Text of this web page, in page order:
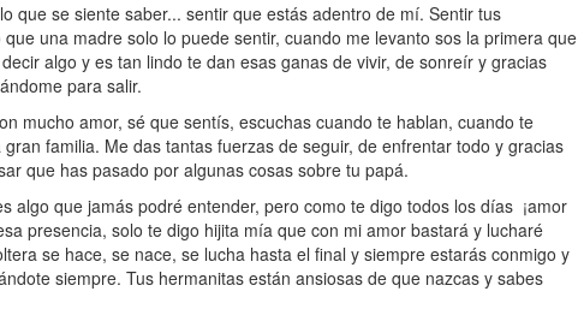
que se siente saber... sentir que estás adentro de mí. Sentir tus
una madre solo lo puede sentir, cuando me levanto sos la primera que
algo y es tan lindo te dan esas ganas de vivir, de sonreír y gracias
para salir.
mucho amor, sé que sentís, escuchas cuando te hablan, cuando te
familia. Me das tantas fuerzas de seguir, de enfrentar todo y gracias
que has pasado por algunas cosas sobre tu papá.
algo que jamás podré entender, pero como te digo todos los días ¡amor
presencia, solo te digo hijita mía que con mi amor bastará y lucharé
se hace, se nace, se lucha hasta el final y siempre estarás conmigo y
siempre. Tus hermanitas están ansiosas de que nazcas y sabes